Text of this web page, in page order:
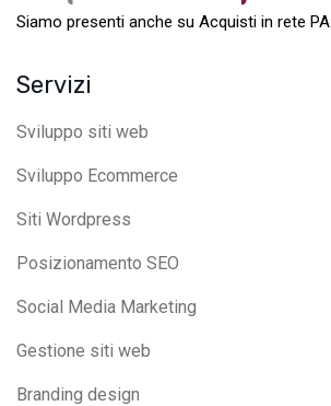
Siamo presenti anche su Acquisti in rete PA.
Servizi
Sviluppo siti web
Sviluppo Ecommerce
Siti Wordpress
Posizionamento SEO
Social Media Marketing
Gestione siti web
Branding design